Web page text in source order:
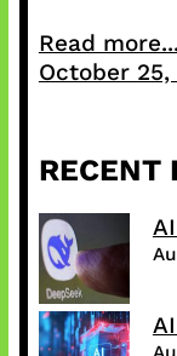
Read more...
October 25,
RECENT